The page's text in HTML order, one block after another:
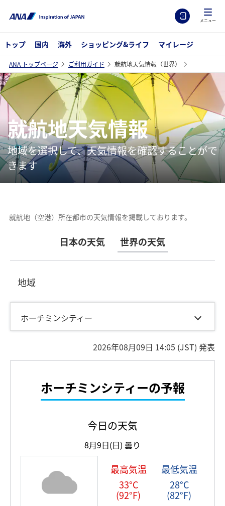
メニュー
トップ 国内 海外 ショッピング&ライフ マイレージ
ANA トップページ ご利用ガイド 就航地天気情報（世界）
就航地天気情報
地域を選択して、天気情報を確認することがで
きます
就航地（空港）所在都市の天気情報を掲載しております。
日本の天気 世界の天気
地域
ホーチミンシティー
2026年08月09日 14:05 (JST) 発表
ホーチミンシティーの予報
今日の天気
8月9日(日) 曇り
最高気温
33°C
(92°F)
最低気温
28°C
(82°F)